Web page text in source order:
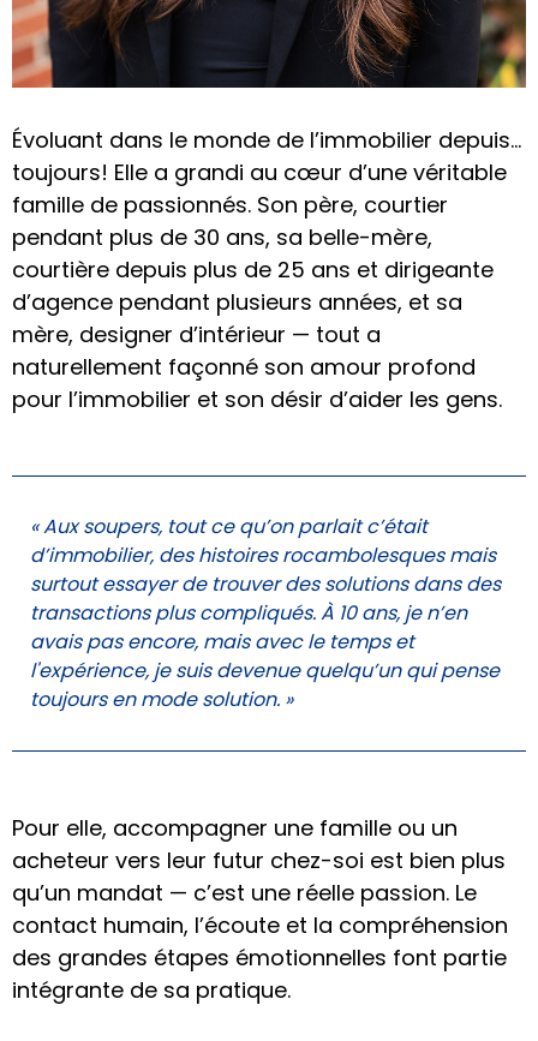
Évoluant dans le monde de l’immobilier depuis…
toujours! Elle a grandi au cœur d’une véritable
famille de passionnés. Son père, courtier
pendant plus de 30 ans, sa belle-mère,
courtière depuis plus de 25 ans et dirigeante
d’agence pendant plusieurs années, et sa
mère, designer d’intérieur — tout a
naturellement façonné son amour profond
pour l’immobilier et son désir d’aider les gens.
« Aux soupers, tout ce qu’on parlait c’était
d’immobilier, des histoires rocambolesques mais
surtout essayer de trouver des solutions dans des
transactions plus compliqués. À 10 ans, je n’en
avais pas encore, mais avec le temps et
l'expérience, je suis devenue quelqu’un qui pense
toujours en mode solution. »
Pour elle, accompagner une famille ou un
acheteur vers leur futur chez-soi est bien plus
qu’un mandat — c’est une réelle passion. Le
contact humain, l’écoute et la compréhension
des grandes étapes émotionnelles font partie
intégrante de sa pratique.